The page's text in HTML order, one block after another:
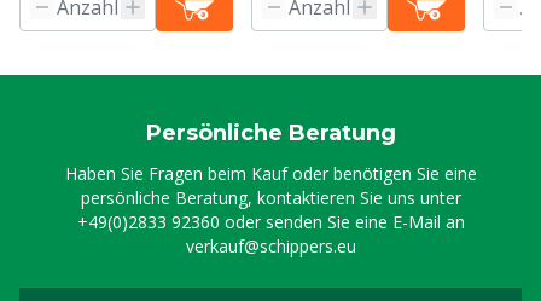
Persönliche Beratung
Haben Sie Fragen beim Kauf oder benötigen Sie eine
persönliche Beratung, kontaktieren Sie uns unter
+49(0)2833 92360 oder senden Sie eine E-Mail an
verkauf@schippers.eu